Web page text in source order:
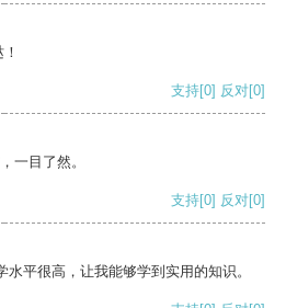
支持[0] 反对[0]
一目了然。
支持[0] 反对[0]
平很高，让我能够学到实用的知识。